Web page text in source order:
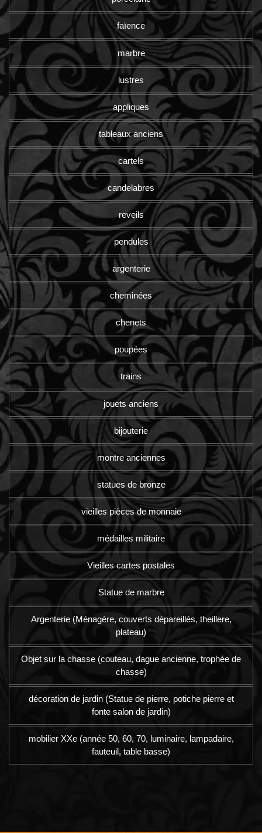
faïence
marbre
lustres
appliques
tableaux anciens
cartels
candelabres
reveils
pendules
argenterie
cheminées
chenets
poupées
trains
jouets anciens
bijouterie
montre anciennes
statues de bronze
vieilles pièces de monnaie
médailles militaire
Vieilles cartes postales
Statue de marbre
Argenterie (Ménagère, couverts dépareillés, theillere,
plateau)
Objet sur la chasse (couteau, dague ancienne, trophée de
chasse)
décoration de jardin (Statue de pierre, potiche pierre et
fonte salon de jardin)
mobilier XXe (année 50, 60, 70, luminaire, lampadaire,
fauteuil, table basse)